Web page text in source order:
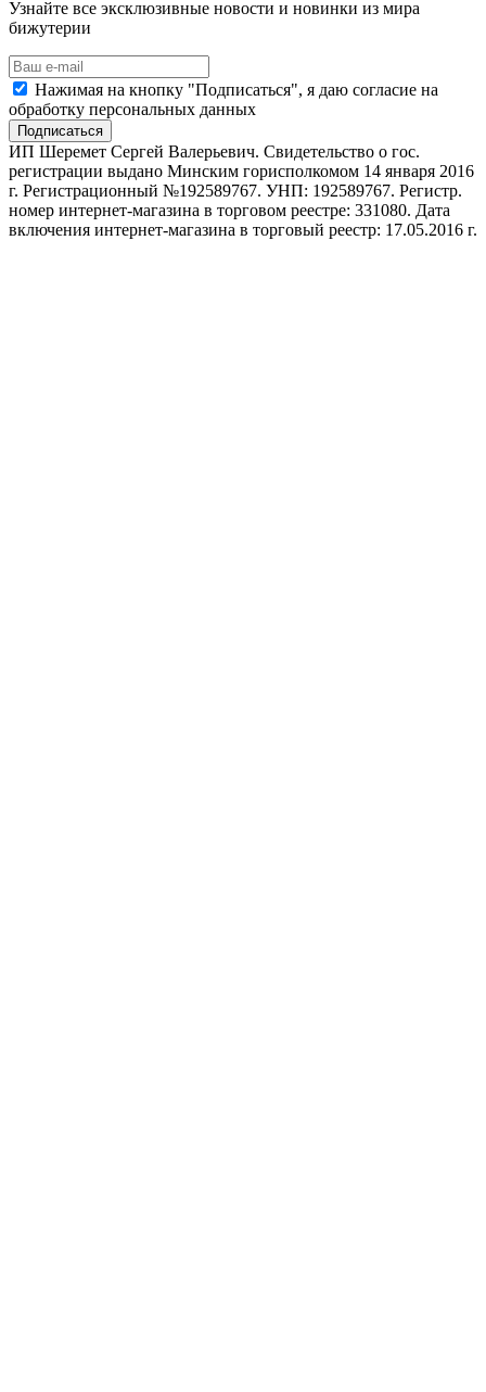
Узнайте все эксклюзивные новости и новинки из мира
бижутерии
Нажимая на кнопку "Подписаться", я даю согласие на
обработку персональных данных
Подписаться
ИП Шеремет Сергей Валерьевич. Свидетельство о гос.
регистрации выдано Минским горисполкомом 14 января 2016
г. Регистрационный №192589767. УНП: 192589767. Регистр.
номер интернет-магазина в торговом реестре: 331080. Дата
включения интернет-магазина в торговый реестр: 17.05.2016 г.